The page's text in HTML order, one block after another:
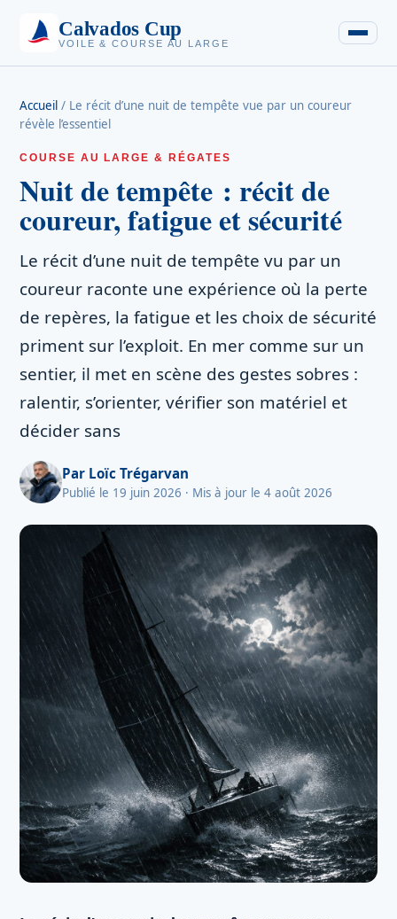
Calvados Cup
VOILE & COURSE AU LARGE
Accueil / Le récit d’une nuit de tempête vue par un coureur
révèle l’essentiel
COURSE AU LARGE & RÉGATES
Nuit de tempête : récit de
coureur, fatigue et sécurité
Le récit d’une nuit de tempête vu par un
coureur raconte une expérience où la perte
de repères, la fatigue et les choix de sécurité
priment sur l’exploit. En mer comme sur un
sentier, il met en scène des gestes sobres :
ralentir, s’orienter, vérifier son matériel et
décider sans
Par Loïc Trégarvan
Publié le 19 juin 2026 · Mis à jour le 4 août 2026